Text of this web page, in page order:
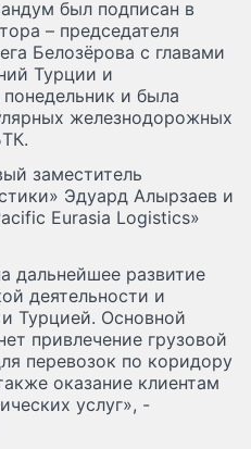
был подписан в
– председателя
Белозёрова с главами
Турции и
и была
железнодорожных
заместитель
Эдуард Алырзаев и
Eurasia Logistics»
дальнейшее развитие
деятельности и
Турцией. Основной
привлечение грузовой
перевозок по коридору
оказание клиентам
услуг», -